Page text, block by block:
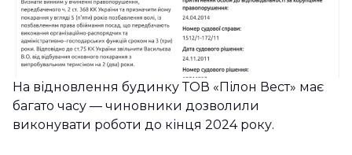
На відновлення будинку ТОВ «Пілон Вест» має
багато часу — чиновники дозволили
виконувати роботи до кінця 2024 року.